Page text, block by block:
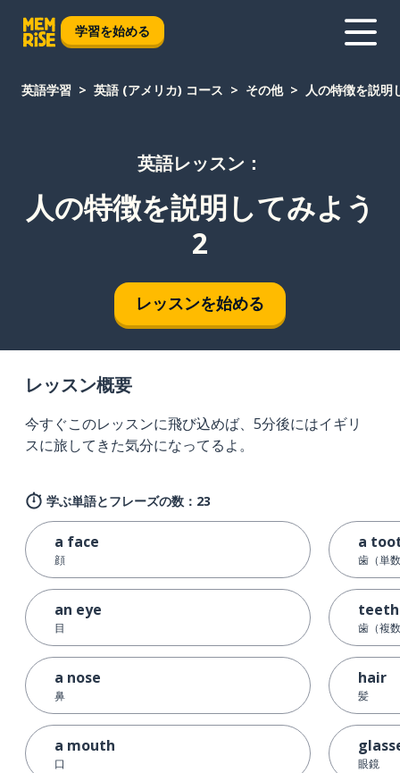
学習を始める
英語学習 英語 (アメリカ) コース その他 人の特徴を説明
英語レッスン：
人の特徴を説明してみよう
2
レッスンを始める
レッスン概要
今すぐこのレッスンに飛び込めば、5分後にはイギリ
スに旅してきた気分になってるよ。
学ぶ単語とフレーズの数：23
a face
顔
an eye
目
a nose
鼻
a mouth
口
a
歯（単
teeth
歯（複
hair
髪
眼鏡